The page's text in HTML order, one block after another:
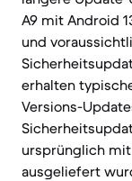
A9 mit Android
und
erhalten
Versions-
ursprünglich mit
ausgeliefert